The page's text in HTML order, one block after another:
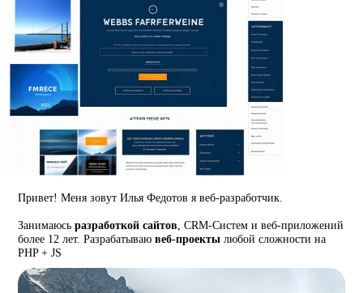
Привет! Меня зовут Илья Федотов я веб-разработчик.
Занимаюсьразработкой сайтов , CRM-Систем и веб-приложений
более 12 лет. Разрабатываювеб-проекты любой сложности на
PHP + JS